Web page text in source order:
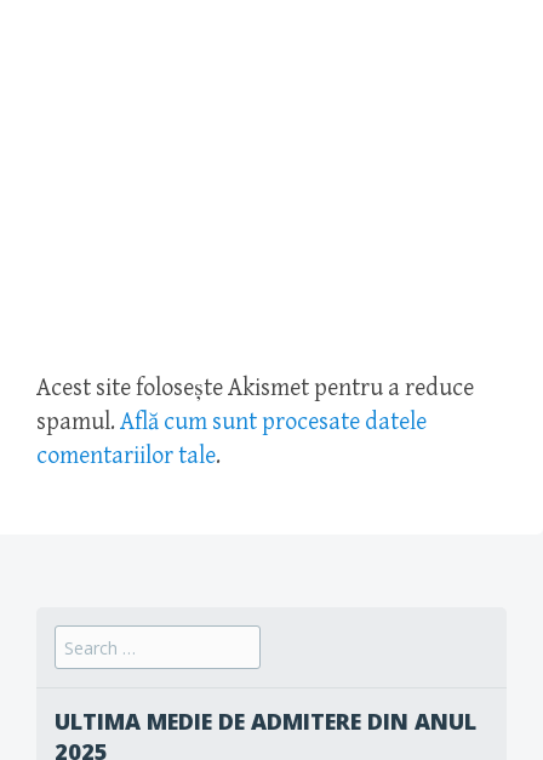
Acest site folosește Akismet pentru a reduce
spamul. Află cum sunt procesate datele
comentariilor tale.
Search
for:
ULTIMA MEDIE DE ADMITERE DIN ANUL
2025